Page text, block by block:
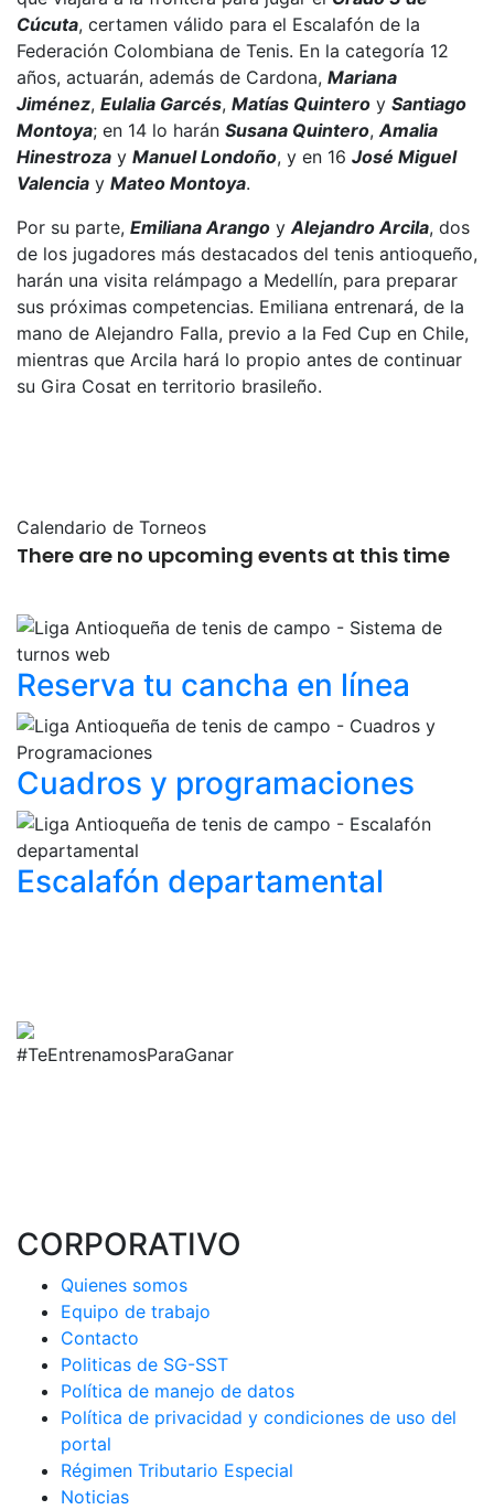
Cúcuta, certamen válido para el Escalafón de la
Federación Colombiana de Tenis. En la categoría 12
años, actuarán, además de Cardona, Mariana
Jiménez, Eulalia Garcés, Matías Quintero y Santiago
Montoya; en 14 lo harán Susana Quintero,Amalia
Hinestroza y Manuel Londoño, y en 16 José Miguel
Valencia y Mateo Montoya.
Por su parte, Emiliana Arango yAlejandro Arcila, dos
de los jugadores más destacados del tenis antioqueño,
harán una visita relámpago a Medellín, para preparar
sus próximas competencias. Emiliana entrenará, de la
mano de Alejandro Falla, previo a la Fed Cup en Chile,
mientras que Arcila hará lo propio antes de continuar
su Gira Cosat en territorio brasileño.
Calendario de Torneos
There are no upcoming events at this time
Reserva tu cancha en línea
Cuadros y programaciones
Escalafón departamental
#TeEntrenamosParaGanar
CORPORATIVO
Quienes somos
Equipo de trabajo
Contacto
Politicas de SG-SST
Política de manejo de datos
Política de privacidad y condiciones de uso del
portal
Régimen Tributario Especial
Noticias